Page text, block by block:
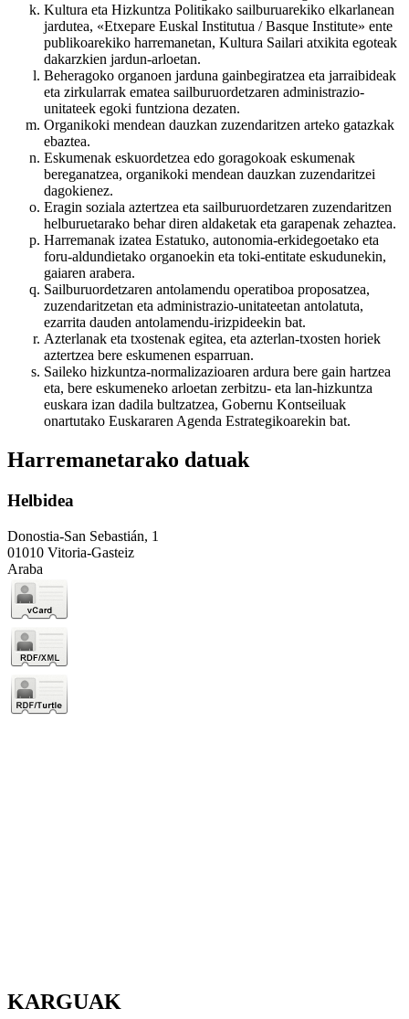
Kultura eta Hizkuntza Politikako sailburuarekiko elkarlanean
jardutea, «Etxepare Euskal Institutua / Basque Institute» ente
publikoarekiko harremanetan, Kultura Sailari atxikita egoteak
dakarzkien jardun-arloetan.
Beheragoko organoen jarduna gainbegiratzea eta jarraibideak
eta zirkularrak ematea sailburuordetzaren administrazio-
unitateek egoki funtziona dezaten.
Organikoki mendean dauzkan zuzendaritzen arteko gatazkak
ebaztea.
Eskumenak eskuordetzea edo goragokoak eskumenak
bereganatzea, organikoki mendean dauzkan zuzendaritzei
dagokienez.
Eragin soziala aztertzea eta sailburuordetzaren zuzendaritzen
helburuetarako behar diren aldaketak eta garapenak zehaztea.
Harremanak izatea Estatuko, autonomia-erkidegoetako eta
foru-aldundietako organoekin eta toki-entitate eskudunekin,
gaiaren arabera.
Sailburuordetzaren antolamendu operatiboa proposatzea,
zuzendaritzetan eta administrazio-unitateetan antolatuta,
ezarrita dauden antolamendu-irizpideekin bat.
Azterlanak eta txostenak egitea, eta azterlan-txosten horiek
aztertzea bere eskumenen esparruan.
Saileko hizkuntza-normalizazioaren ardura bere gain hartzea
eta, bere eskumeneko arloetan zerbitzu- eta lan-hizkuntza
euskara izan dadila bultzatzea, Gobernu Kontseiluak
onartutako Euskararen Agenda Estrategikoarekin bat.
Harremanetarako datuak
Helbidea
Donostia-San Sebastián, 1
01010 Vitoria-Gasteiz
Araba
KARGUAK